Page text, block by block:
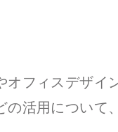
オフィスデザイ
の活用について